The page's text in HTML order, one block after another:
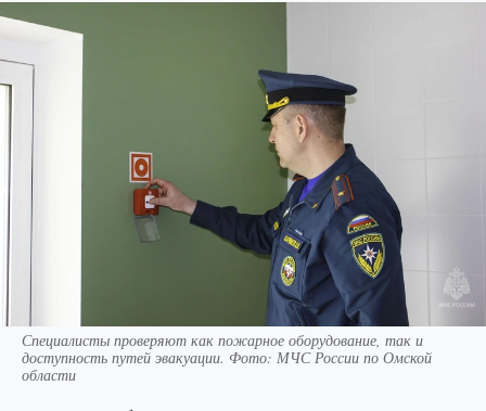
Специалисты проверяют как пожарное оборудование, так и
доступность путей эвакуации. Фото: МЧС России по Омской
области